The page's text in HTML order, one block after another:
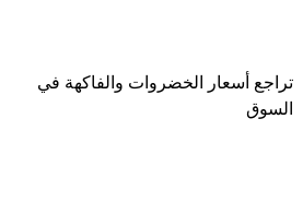
تراجع أسعار الخضروات والفاكهة في
السوق